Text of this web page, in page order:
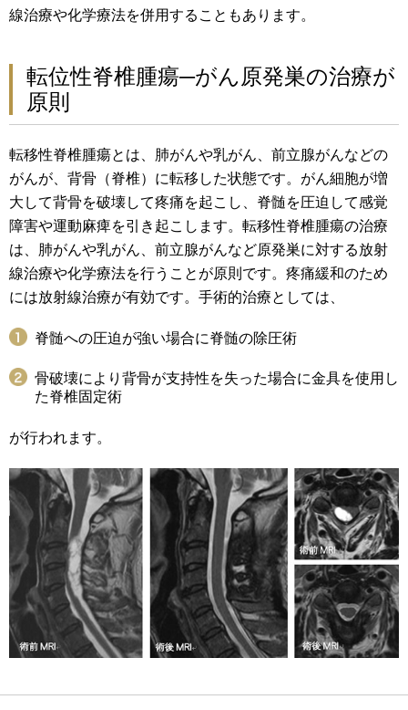
線治療や化学療法を併用することもあります。
転位性脊椎腫瘍─がん原発巣の治療が
原則
転移性脊椎腫瘍とは、肺がんや乳がん、前立腺がんなどの
がんが、背骨（脊椎）に転移した状態です。がん細胞が増
大して背骨を破壊して疼痛を起こし、脊髄を圧迫して感覚
障害や運動麻痺を引き起こします。転移性脊椎腫瘍の治療
は、肺がんや乳がん、前立腺がんなど原発巣に対する放射
線治療や化学療法を行うことが原則です。疼痛緩和のため
には放射線治療が有効です。手術的治療としては、
脊髄への圧迫が強い場合に脊髄の除圧術
骨破壊により背骨が支持性を失った場合に金具を使用し
た脊椎固定術
が行われます。